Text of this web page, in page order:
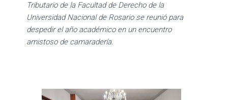
Tributario de la Facultad de Derecho de la
Universidad Nacional de Rosario se reunió para
despedir el año académico en un encuentro
amistoso de camaradería.